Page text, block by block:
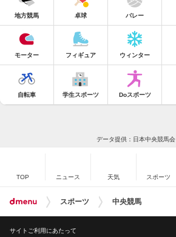
地方競馬 卓球 バレー
モーター フィギュア ウィンター
自転車 学生スポーツ Doスポーツ
データ提供：日本中央競馬会
TOP ニュース 天気 スポーツ
スポーツ 中央競馬
サイトご利用にあたって